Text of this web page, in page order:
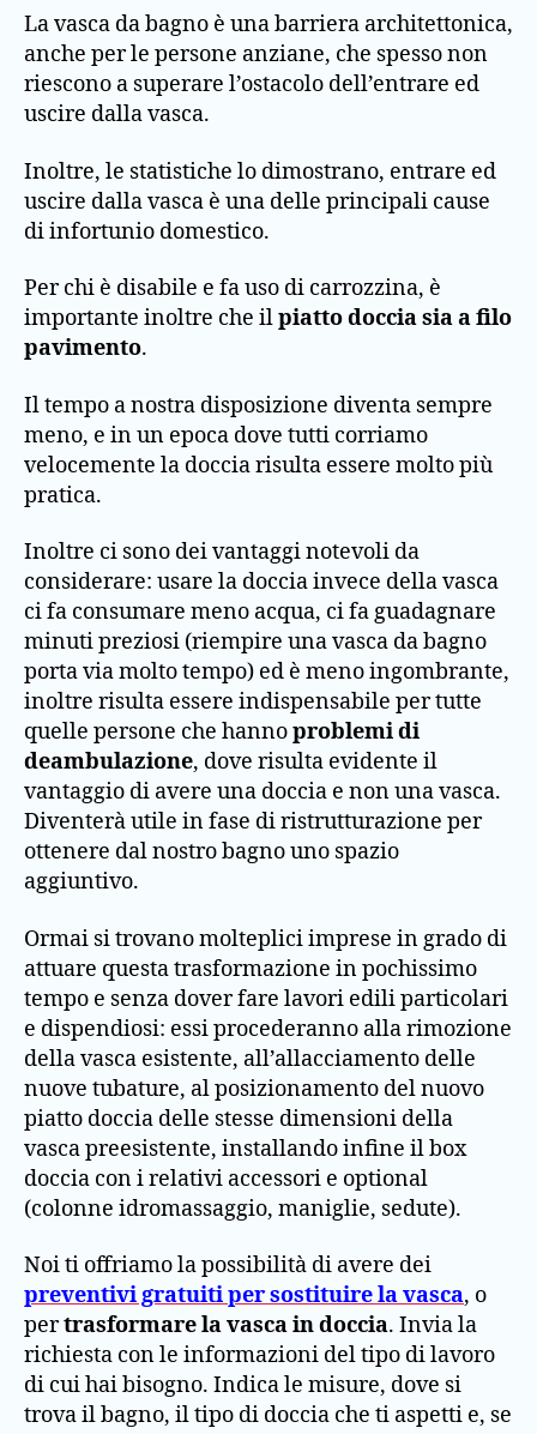
La vasca da bagno è una barriera architettonica,
anche per le persone anziane, che spesso non
riescono a superare l’ostacolo dell’entrare ed
uscire dalla vasca.
Inoltre, le statistiche lo dimostrano, entrare ed
uscire dalla vasca è una delle principali cause
di infortunio domestico.
Per chi è disabile e fa uso di carrozzina, è
importante inoltre che ilpiatto doccia sia a filo
pavimento.
Il tempo a nostra disposizione diventa sempre
meno, e in un epoca dove tutti corriamo
velocemente la doccia risulta essere molto più
pratica.
Inoltre ci sono dei vantaggi notevoli da
considerare: usare la doccia invece della vasca
ci fa consumare meno acqua, ci fa guadagnare
minuti preziosi (riempire una vasca da bagno
porta via molto tempo) ed è meno ingombrante,
inoltre risulta essere indispensabile per tutte
quelle persone che hannoproblemi di
deambulazione, dove risulta evidente il
vantaggio di avere una doccia e non una vasca.
Diventerà utile in fase di ristrutturazione per
ottenere dal nostro bagno uno spazio
aggiuntivo.
Ormai si trovano molteplici imprese in grado di
attuare questa trasformazione in pochissimo
tempo e senza dover fare lavori edili particolari
e dispendiosi: essi procederanno alla rimozione
della vasca esistente, all’allacciamento delle
nuove tubature, al posizionamento del nuovo
piatto doccia delle stesse dimensioni della
vasca preesistente, installando infine il box
doccia con i relativi accessori e optional
(colonne idromassaggio, maniglie, sedute).
Noi ti offriamo la possibilità di avere dei
preventivi gratuiti per sostituire la vasca, o
pertrasformare la vasca in doccia. Invia la
richiesta con le informazioni del tipo di lavoro
di cui hai bisogno. Indica le misure, dove si
trova il bagno, il tipo di doccia che ti aspetti e, se